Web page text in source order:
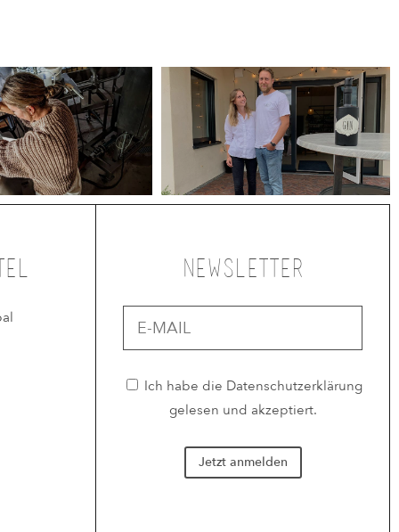
Newsletter
Ich habe die Datenschutzerklärung
gelesen und akzeptiert.